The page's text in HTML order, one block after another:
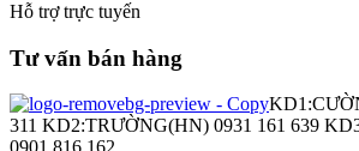
Hỗ trợ trực tuyến
Tư vấn bán hàng
311 KD2:TRƯỜNG(HN) 0931 161 639